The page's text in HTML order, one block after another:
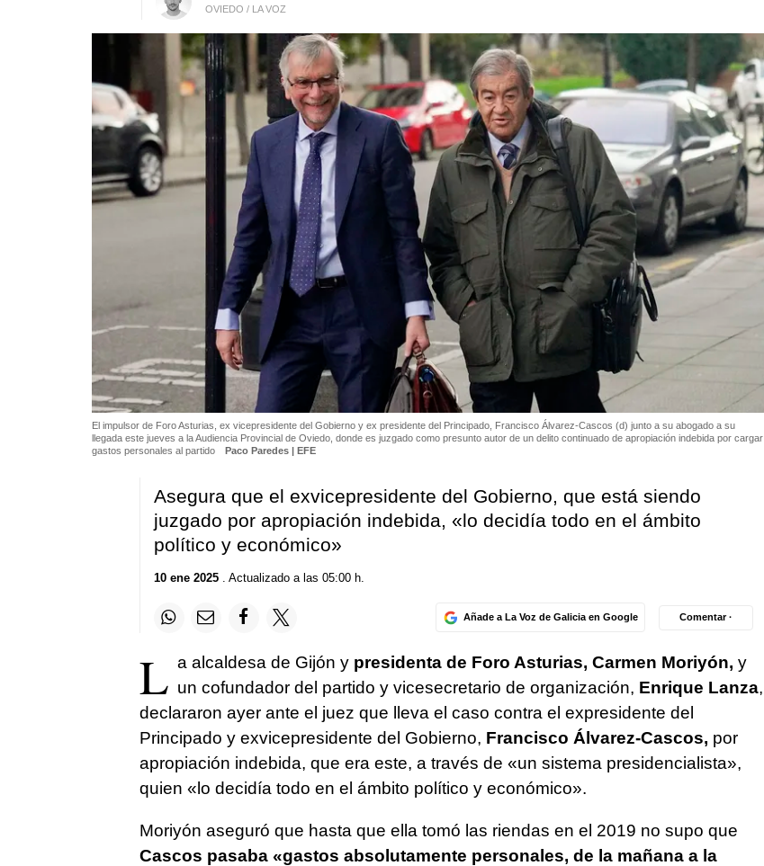
OVIEDO / LA VOZ
El impulsor de Foro Asturias, ex vicepresidente del Gobierno y ex presidente del Principado, Francisco Álvarez-Cascos (d) junto a su abogado a su
llegada este jueves a la Audiencia Provincial de Oviedo, donde es juzgado como presunto autor de un delito continuado de apropiación indebida por cargar
gastos personales al partido
Paco Paredes | EFE
Asegura que el exvicepresidente del Gobierno, que está siendo
juzgado por apropiación indebida, «lo decidía todo en el ámbito
político y económico»
10 ene 2025. Actualizado a las 05:00 h.
Añade a La Voz de Galicia en Google Comentar ·
L a alcaldesa de Gijón y presidenta de Foro Asturias, Carmen Moriyón, y
un cofundador del partido y vicesecretario de organización, Enrique Lanza,
declararon ayer ante el juez que lleva el caso contra el expresidente del
Principado y exvicepresidente del Gobierno, Francisco Álvarez-Cascos, por
apropiación indebida, que era este, a través de «un sistema presidencialista»,
quien «lo decidía todo en el ámbito político y económico».
Moriyón aseguró que hasta que ella tomó las riendas en el 2019 no supo que
Cascos pasaba «gastos absolutamente personales, de la mañana a la